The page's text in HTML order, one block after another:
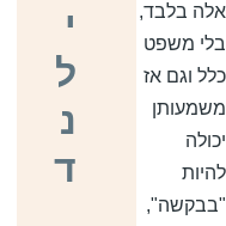
בלבד,
משפט
וגם אז
י
ל
נ
ד